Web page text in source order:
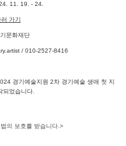
11. 19. - 24.
가기
문화재단
/ 010-2527-8416
경기예술지원 2차 경기예술 생애 첫 지
되었습니다.
의 보호를 받습니다.>